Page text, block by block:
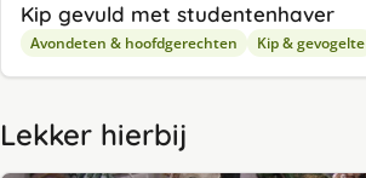
Kip gevuld met studentenhaver
Avondeten & hoofdgerechten Kip & gevogelte
Lekker hierbij